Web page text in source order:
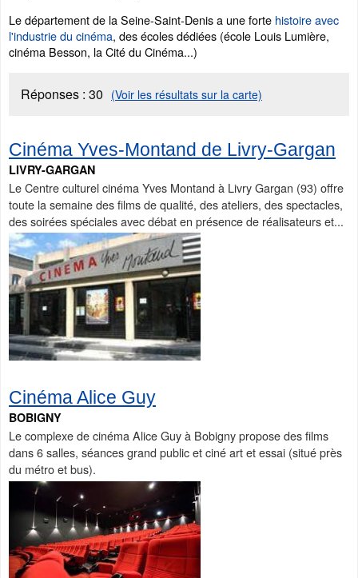
Le département de la Seine-Saint-Denis a une forte histoire avec
l'industrie du cinéma, des écoles dédiées (école Louis Lumière,
cinéma Besson, la Cité du Cinéma...)
Réponses : 30 (Voir les résultats sur la carte)
Cinéma Yves-Montand de Livry-Gargan
LIVRY-GARGAN
Le Centre culturel cinéma Yves Montand à Livry Gargan (93) offre
toute la semaine des films de qualité, des ateliers, des spectacles,
des soirées spéciales avec débat en présence de réalisateurs et...
Cinéma Alice Guy
BOBIGNY
Le complexe de cinéma Alice Guy à Bobigny propose des films
dans 6 salles, séances grand public et ciné art et essai (situé près
du métro et bus).